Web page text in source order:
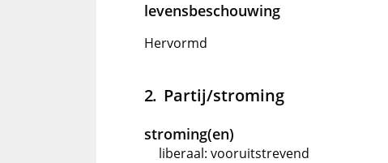
levensbeschouwing
Hervormd
Partij/stroming
stroming(en)
liberaal: vooruitstrevend